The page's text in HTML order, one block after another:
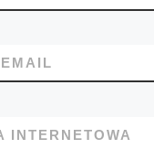
INTERNETOWA